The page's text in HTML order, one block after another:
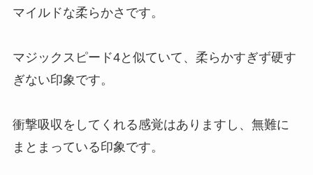
マイルドな柔らかさです。
マジックスピード4と似ていて、柔らかすぎず硬す
ぎない印象です。
衝撃吸収をしてくれる感覚はありますし、無難に
まとまっている印象です。